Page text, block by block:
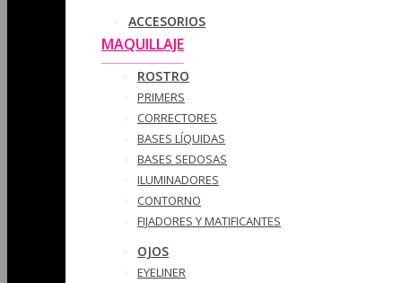
ACCESORIOS
MAQUILLAJE
ROSTRO
PRIMERS
CORRECTORES
BASES LÍQUIDAS
BASES SEDOSAS
ILUMINADORES
CONTORNO
FIJADORES Y MATIFICANTES
OJOS
EYELINER